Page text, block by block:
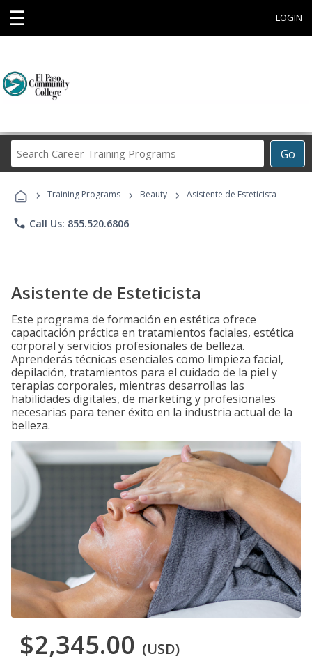
☰ LOGIN
Go
Career
Programs
› Training Programs › Beauty › Asistente de Esteticista
phone Call Us: 855.520.6806
Asistente de Esteticista
Este programa de formación en estética ofrece
capacitación práctica en tratamientos faciales, estética
corporal y servicios profesionales de belleza.
Aprenderás técnicas esenciales como limpieza facial,
depilación, tratamientos para el cuidado de la piel y
terapias corporales, mientras desarrollas las
habilidades digitales, de marketing y profesionales
necesarias para tener éxito en la industria actual de la
belleza.
$2,345.00 (USD)